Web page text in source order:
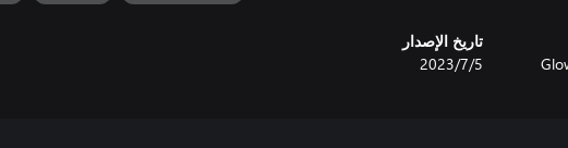
تاريخ الإصدار
5‏/7‏/2023